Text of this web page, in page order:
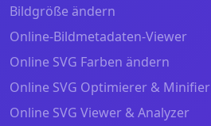
Bildgröße ändern
Online-Bildmetadaten-Viewer
Online SVG Farben ändern
Online SVG Optimierer & Minifier
Online SVG Viewer & Analyzer